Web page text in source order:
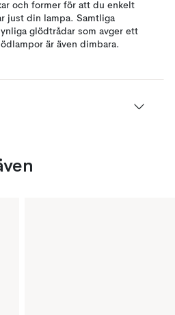
och former för att du enkelt
just din lampa. Samtliga
glödtrådar som avger ett
är även dimbara.